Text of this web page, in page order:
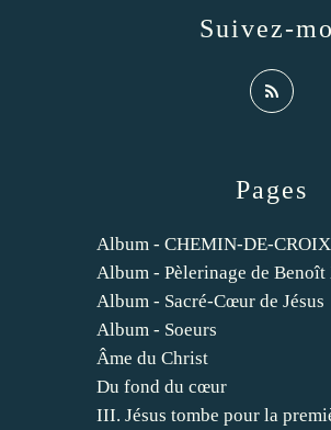
Pages
Album - CHEMIN-DE-CROIX
Album - Pèlerinage de
Album - Sacré-Cœur de Jésus
Album - Soeurs
Âme du Christ
Du fond du cœur
III. Jésus tombe pour la
Suivez-